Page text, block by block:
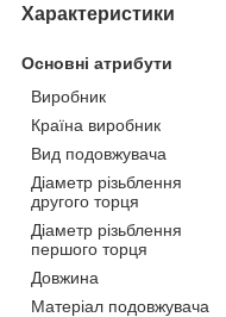
Характеристики
Основні атрибути
Виробник
Країна виробник
Вид подовжувача
Діаметр різьблення
другого торця
Діаметр різьблення
першого торця
Довжина
Матеріал подовжувача